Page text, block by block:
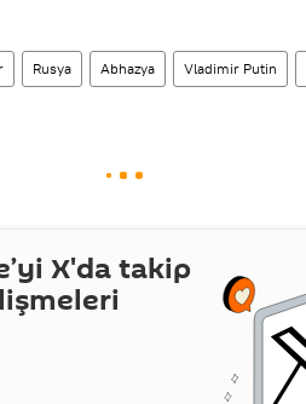
Rusya Abhazya Vladimir Putin
X'da takip